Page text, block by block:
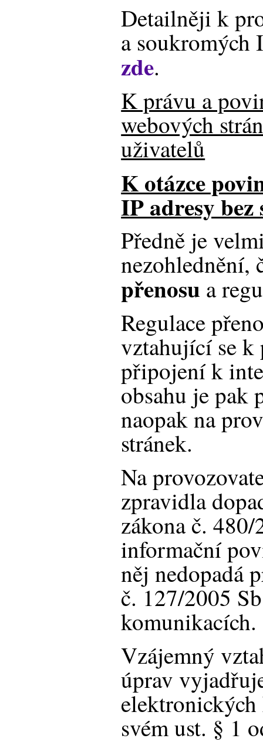
Detailněji k
a soukromých
zde.
K právu a
webových
uživatelů
K otázce
IP adresy
Předně je
nezohlednění,
přenosu a
Regulace
vztahující se k
připojení k
obsahu je pak
naopak na
stránek.
Na
zpravidla
zákona č.
informační
něj nedopadá
č. 127/2005
komunikacích.
Vzájemný
úprav
svém ust. § 1